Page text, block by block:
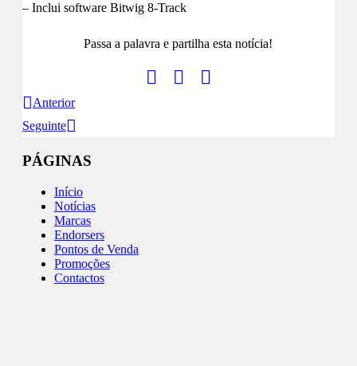
– Inclui software Bitwig 8-Track
Passa a palavra e partilha esta notícia!
Anterior
Seguinte
PÁGINAS
Início
Notícias
Marcas
Endorsers
Pontos de Venda
Promoções
Contactos